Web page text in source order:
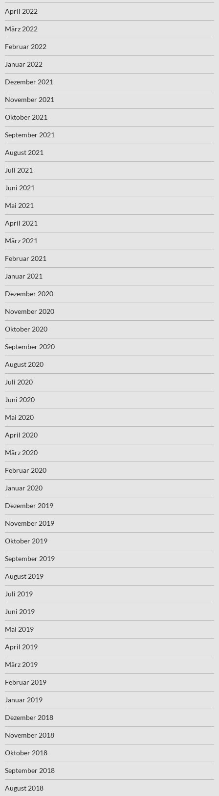
April 2022
März 2022
Februar 2022
Januar 2022
Dezember 2021
November 2021
Oktober 2021
September 2021
August 2021
Juli 2021
Juni 2021
Mai 2021
April 2021
März 2021
Februar 2021
Januar 2021
Dezember 2020
November 2020
Oktober 2020
September 2020
August 2020
Juli 2020
Juni 2020
Mai 2020
April 2020
März 2020
Februar 2020
Januar 2020
Dezember 2019
November 2019
Oktober 2019
September 2019
August 2019
Juli 2019
Juni 2019
Mai 2019
April 2019
März 2019
Februar 2019
Januar 2019
Dezember 2018
November 2018
Oktober 2018
September 2018
August 2018